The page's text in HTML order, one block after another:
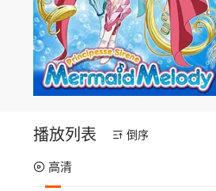
播放列表 倒序
高清